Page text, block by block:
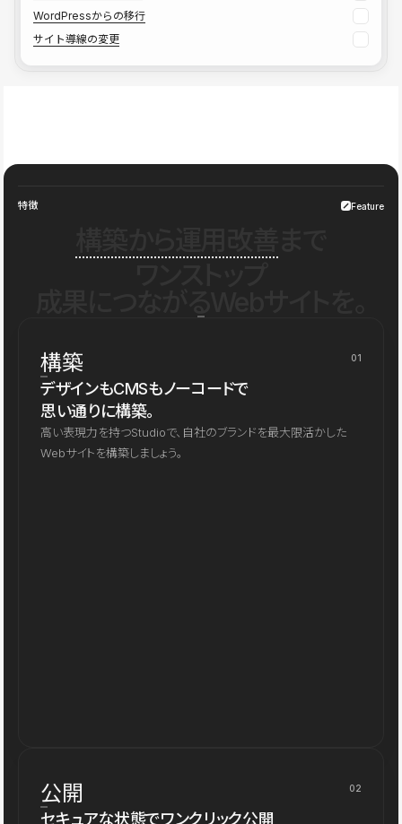
WordPressからの移行
サイト導線の変更
特徴 Feature
構築 01
デザインもCMSもノーコードで
思い通りに構築。
高い表現力を持つStudioで、自社のブランドを最大限活かした
Webサイトを構築しましょう。
公開 02
セキュアな状態でワンクリック公開